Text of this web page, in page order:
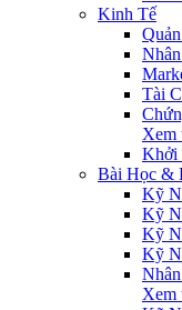
Kinh Tế
Tài
Xem
Khởi
Bài Học &
Kỹ
Kỹ
Kỹ
Kỹ
Xem